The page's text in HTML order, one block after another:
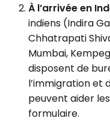
À l’arrivée en
indiens (Indira
Chhatrapati
Mumbai,
disposent de
l’immigration et
peuvent aider
formulaire.